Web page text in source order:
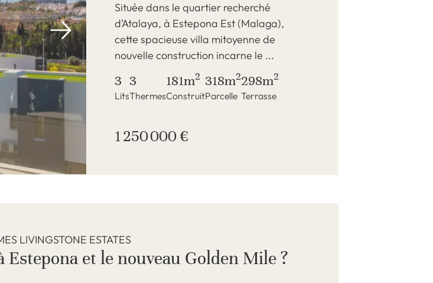
Située dans le quartier recherché
d’Atalaya, à Estepona Est (Malaga),
cette spacieuse villa mitoyenne de
nouvelle construction incarne le ...
3
Lits
3
Thermes
181m2
Construit
318m2
Parcelle
298m2
Terrasse
1 250 000 €
LIVINGSTONE ESTATES
et le nouveau Golden Mile ?